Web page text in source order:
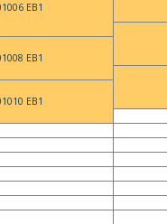
EB1
EB1
EB1